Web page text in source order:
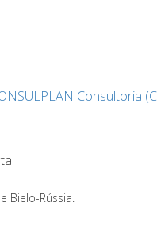
Consultoria
Bielo-Rússia.